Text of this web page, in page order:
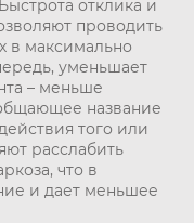
отклика и
проводить
в максимально
уменьшает
– меньше
название
того или
расслабить
что в
и дает меньшее